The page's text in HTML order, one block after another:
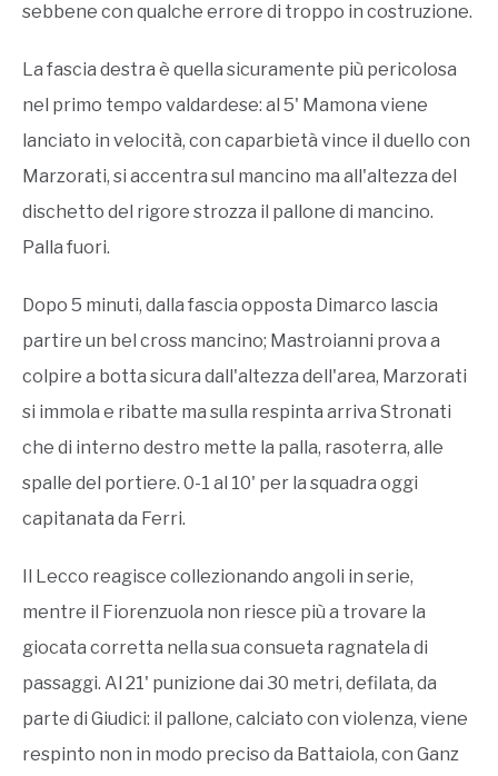
sebbene con qualche errore di troppo in costruzione.
La fascia destra è quella sicuramente più pericolosa
nel primo tempo valdardese: al 5' Mamona viene
lanciato in velocità, con caparbietà vince il duello con
Marzorati, si accentra sul mancino ma all'altezza del
dischetto del rigore strozza il pallone di mancino.
Palla fuori.
Dopo 5 minuti, dalla fascia opposta Dimarco lascia
partire un bel cross mancino; Mastroianni prova a
colpire a botta sicura dall'altezza dell'area, Marzorati
si immola e ribatte ma sulla respinta arriva Stronati
che di interno destro mette la palla, rasoterra, alle
spalle del portiere. 0-1 al 10' per la squadra oggi
capitanata da Ferri.
Il Lecco reagisce collezionando angoli in serie,
mentre il Fiorenzuola non riesce più a trovare la
giocata corretta nella sua consueta ragnatela di
passaggi. Al 21' punizione dai 30 metri, defilata, da
parte di Giudici: il pallone, calciato con violenza, viene
respinto non in modo preciso da Battaiola, con Ganz